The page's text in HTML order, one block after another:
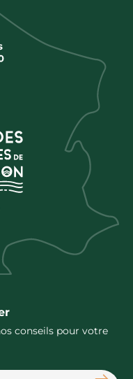
conseils pour votre